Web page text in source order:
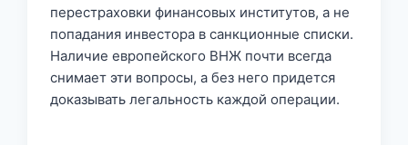
перестраховки финансовых институтов, а не
попадания инвестора в санкционные списки.
Наличие европейского ВНЖ почти всегда
снимает эти вопросы, а без него придется
доказывать легальность каждой операции.